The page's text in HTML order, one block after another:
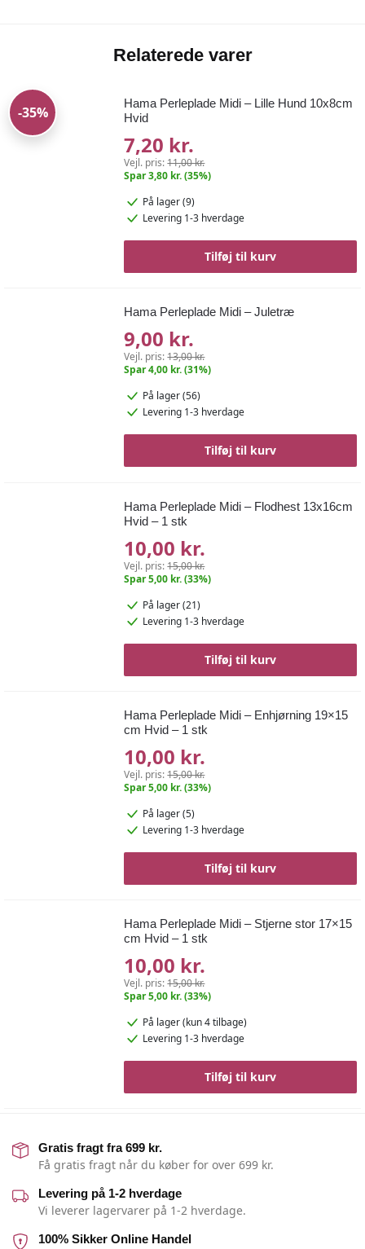
Relaterede varer
-35%
Hama Perleplade Midi – Lille Hund 10x8cm
Hvid
7,20 kr.
Vejl. pris:11,00 kr.
Spar 3,80 kr. (35%)
På lager (9)
Levering 1-3 hverdage
Tilføj til kurv
Hama Perleplade Midi – Juletræ
9,00 kr.
Vejl. pris:13,00 kr.
Spar 4,00 kr. (31%)
På lager (56)
Levering 1-3 hverdage
Tilføj til kurv
Hama Perleplade Midi – Flodhest 13x16cm
Hvid – 1 stk
10,00 kr.
Vejl. pris:15,00 kr.
Spar 5,00 kr. (33%)
På lager (21)
Levering 1-3 hverdage
Tilføj til kurv
Hama Perleplade Midi – Enhjørning 19×15
cm Hvid – 1 stk
10,00 kr.
Vejl. pris:15,00 kr.
Spar 5,00 kr. (33%)
På lager (5)
Levering 1-3 hverdage
Tilføj til kurv
Hama Perleplade Midi – Stjerne stor 17×15
cm Hvid – 1 stk
10,00 kr.
Vejl. pris:15,00 kr.
Spar 5,00 kr. (33%)
På lager(kun 4 tilbage)
Levering 1-3 hverdage
Tilføj til kurv
Gratis fragt fra 699 kr.
Få gratis fragt når du køber for over 699 kr.
Levering på 1-2 hverdage
Vi leverer lagervarer på 1-2 hverdage.
100% Sikker Online Handel